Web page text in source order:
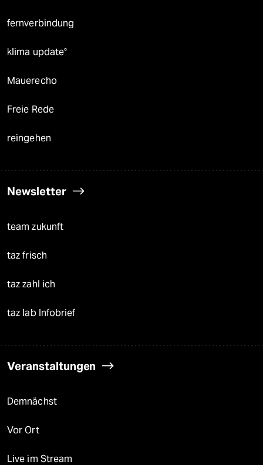
fernverbindung
klima update°
Mauerecho
Freie Rede
reingehen
Newsletter
team zukunft
taz frisch
taz zahl ich
taz lab Infobrief
Veranstaltungen
Demnächst
Vor Ort
Live im Stream